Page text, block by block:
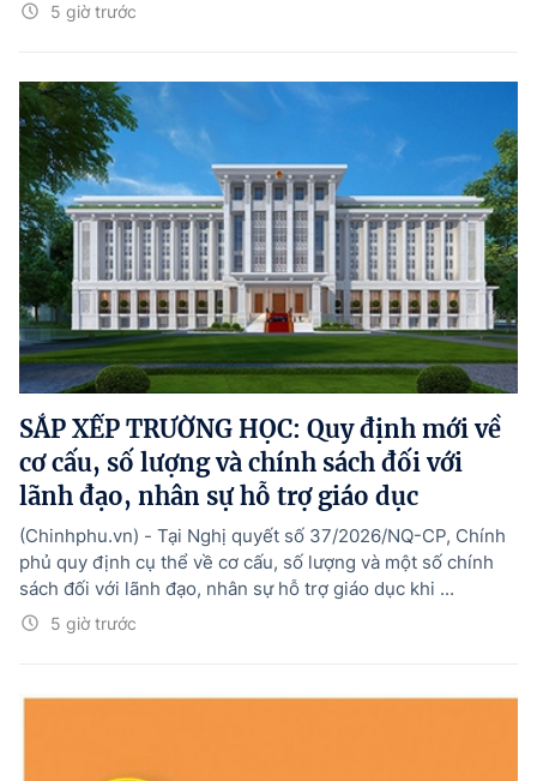
5 giờ trước
SẮP XẾP TRƯỜNG HỌC: Quy định mới về
cơ cấu, số lượng và chính sách đối với
lãnh đạo, nhân sự hỗ trợ giáo dục
5 giờ trước
(Chinhphu.vn) - Tại Nghị quyết số 37/2026/NQ-CP, Chính
phủ quy định cụ thể về cơ cấu, số lượng và một số chính
sách đối với lãnh đạo, nhân sự hỗ trợ giáo dục khi ...